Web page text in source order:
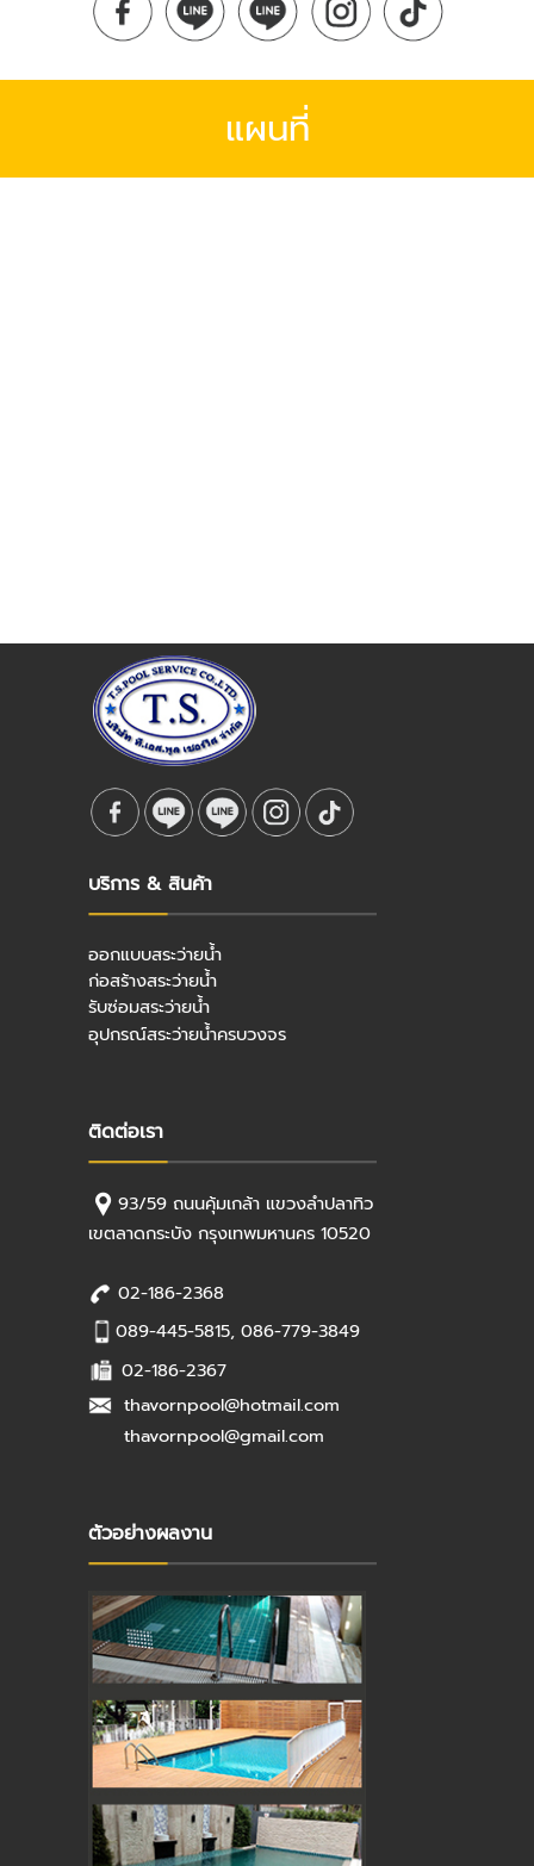
แผนที่
บริการ & สินค้า
ออกแบบสระว่ายน้ำ
ก่อสร้างสระว่ายน้ำ
รับซ่อมสระว่ายน้ำ
อุปกรณ์สระว่ายน้ำครบวงจร
ติดต่อเรา
93/59 ถนนคุ้มเกล้า แขวงลำปลาทิว
เขตลาดกระบัง กรุงเทพมหานคร 10520
02-186-2368
089-445-5815, 086-779-3849
02-186-2367
thavornpool@hotmail.com
thavornpool@gmail.com
ตัวอย่างผลงาน